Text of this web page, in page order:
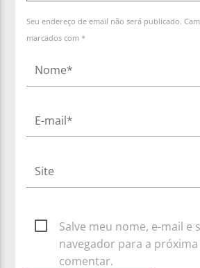
Seu endereço de email não será publicado.
marcados com *
Salve meu nome, e-mail e
navegador para a próxima
comentar.